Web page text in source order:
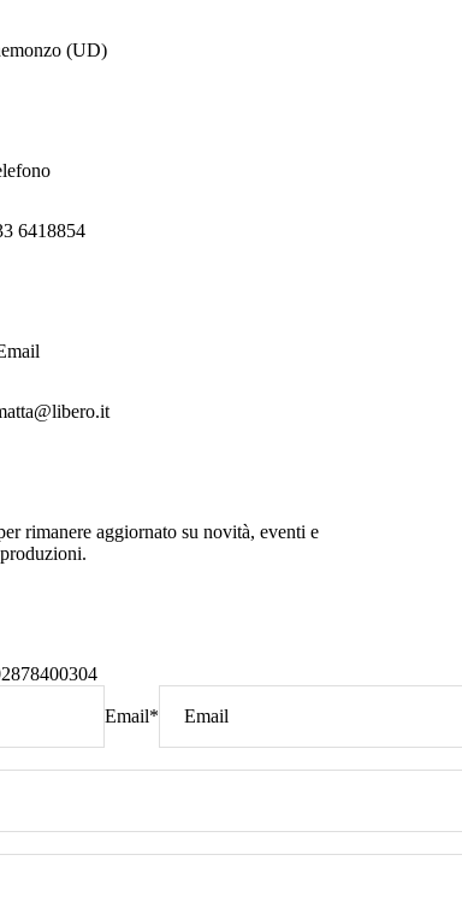
(UD)
6418854
rimanere aggiornato su novità, eventi e
Email*